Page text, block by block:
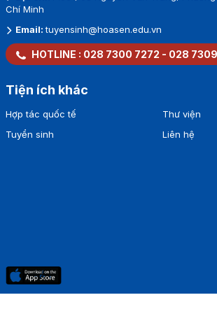
Chí Minh
Email:tuyensinh@hoasen.edu.vn
HOTLINE : 028 7300 7272 - 028 7309
Tiện ích khác
Hợp tác quốc tế
Tuyển sinh
Thư viện
Liên hệ